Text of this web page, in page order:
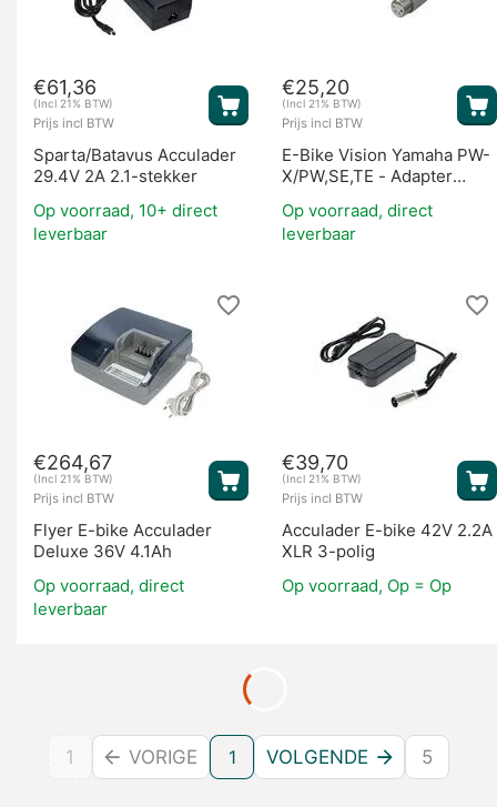
€61,36
(Incl 21% BTW)
Prijs incl BTW
Sparta/Batavus Acculader
29.4V 2A 2.1-stekker
Op voorraad, 10+ direct
leverbaar
€25,20
(Incl 21% BTW)
Prijs incl BTW
E-Bike Vision Yamaha PW-
X/PW,SE,TE - Adapter
Op voorraad, direct
leverbaar
€264,67
(Incl 21% BTW)
Prijs incl BTW
Flyer E-bike Acculader
Deluxe 36V 4.1Ah
Op voorraad, direct
leverbaar
€39,70
(Incl 21% BTW)
Prijs incl BTW
Acculader E-bike 42V 2.2A
XLR 3-polig
Op voorraad, Op = Op
1 VORIGE 1 VOLGENDE 5